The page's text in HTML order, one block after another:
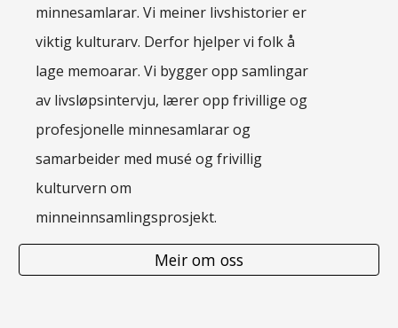
minnesamlarar. Vi meiner livshistorier er
viktig kulturarv. Derfor hjelper vi folk å
lage memoarar. Vi bygger opp samlingar
av livsløpsintervju, lærer opp frivillige og
profesjonelle minnesamlarar og
samarbeider med musé og frivillig
kulturvern om
minneinnsamlingsprosjekt.
Meir om oss